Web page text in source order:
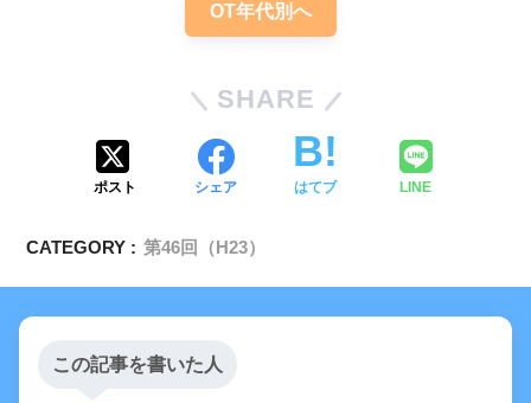
OT年代別へ
SHARE
ポスト シェア はてブ LINE
CATEGORY : 第46回（H23）
この記事を書いた人